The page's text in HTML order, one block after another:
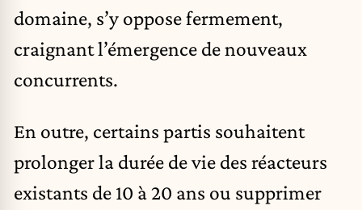
domaine, s’y oppose fermement,
craignant l’émergence de nouveaux
concurrents.
En outre, certains partis souhaitent
prolonger la durée de vie des réacteurs
existants de 10 à 20 ans ou supprimer